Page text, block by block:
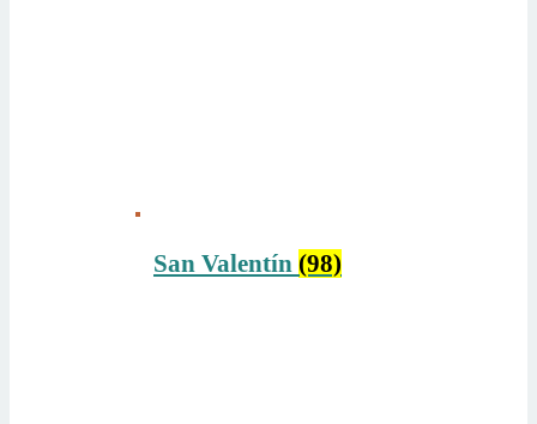
San Valentín (98)